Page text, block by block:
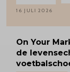
16 JULI 2026
On Your
de